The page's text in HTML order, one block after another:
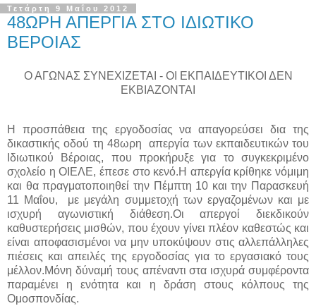
Τετάρτη 9 Μαΐου 2012
48ΩΡΗ ΑΠΕΡΓΙΑ ΣΤΟ ΙΔΙΩΤΙΚΟ
ΒΕΡΟΙΑΣ
Ο ΑΓΩΝΑΣ ΣΥΝΕΧΙΖΕΤΑΙ - ΟΙ ΕΚΠΑΙΔΕΥΤΙΚΟΙ ΔΕΝ
ΕΚΒΙΑΖΟΝΤΑΙ
Η προσπάθεια της εργοδοσίας να απαγορεύσει δια της
δικαστικής οδού τη 48ωρη απεργία των εκπαιδευτικών του
Ιδιωτικού Βέροιας, που προκήρυξε για το συγκεκριμένο
σχολείο η ΟΙΕΛΕ, έπεσε στο κενό.Η απεργία κρίθηκε νόμιμη
και θα πραγματοποιηθεί την Πέμπτη 10 και την Παρασκευή
11 Μαΐου, με μεγάλη συμμετοχή των εργαζομένων και με
ισχυρή αγωνιστική διάθεση.Οι απεργοί διεκδικούν
καθυστερήσεις μισθών, που έχουν γίνει πλέον καθεστώς και
είναι αποφασισμένοι να μην υποκύψουν στις αλλεπάλληλες
πιέσεις και απειλές της εργοδοσίας για το εργασιακό τους
μέλλον.Μόνη δύναμή τους απέναντι στα ισχυρά συμφέροντα
παραμένει η ενότητα και η δράση στους κόλπους της
Ομοσπονδίας.